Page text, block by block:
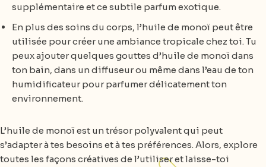
supplémentaire et ce subtile parfum exotique.
En plus des soins du corps, l’huile de monoï peut être
utilisée pour créer une ambiance tropicale chez toi. Tu
peux ajouter quelques gouttes d’huile de monoï dans
ton bain, dans un diffuseur ou même dans l’eau de ton
humidificateur pour parfumer délicatement ton
environnement.
L’huile de monoï est un trésor polyvalent qui peut
s’adapter à tes besoins et à tes préférences. Alors, explore
toutes les façons créatives de l’utiliser et laisse-toi